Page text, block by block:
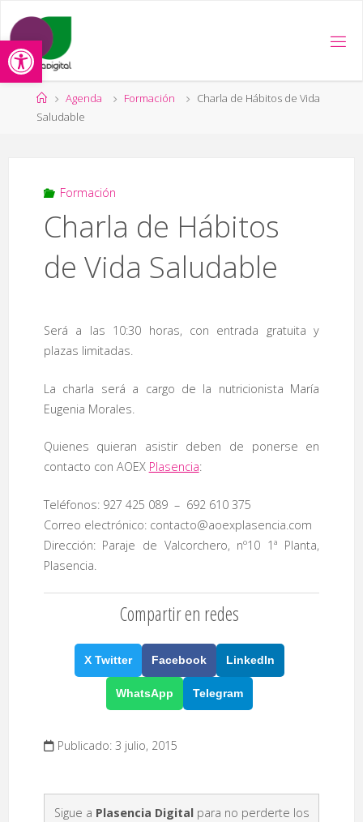
Abrir barra de herramientas
contenido
Página
de
Agenda Formación
Charla de Hábitos de Vida
Saludable
Formación
Charla de Hábitos
de Vida Saludable
Será a las 10:30 horas, con entrada gratuita y
plazas limitadas.
La charla será a cargo de la nutricionista María
Eugenia Morales.
Quienes quieran asistir deben de ponerse en
contacto con AOEX Plasencia:
Teléfonos: 927 425 089 – 692 610 375
Correo electrónico: contacto@aoexplasencia.com
Dirección: Paraje de Valcorchero, nº10 1ª Planta,
Plasencia.
Compartir en redes
X Twitter Facebook LinkedIn
WhatsApp Telegram
Publicado: 3 julio, 2015
Sigue a Plasencia Digitalpara no perderte los